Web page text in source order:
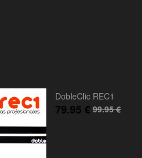
DobleClic REC1
99.95€
79.95 €